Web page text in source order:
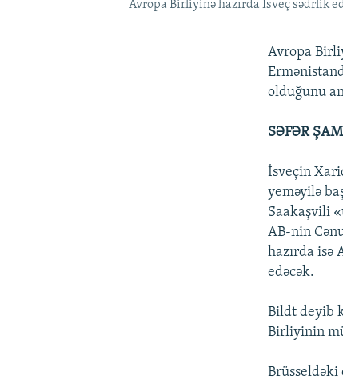
Avropa Birliyinə hazırda İsveç sədrlik
Avropa
olduğunu
SƏFƏR
İsveçin
yeməyilə
Saakaşvili
AB-nin
hazırda isə
edəcək.
Bildt deyib
Birliyinin
Brüsseldəki